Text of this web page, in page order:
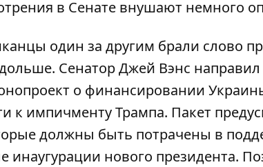
в Сенате внушают немного
один за другим брали слово
Сенатор Джей Вэнс
о финансировании
к импичменту Трампа. Пакет
должны быть потрачены в
инаугурации нового президента.